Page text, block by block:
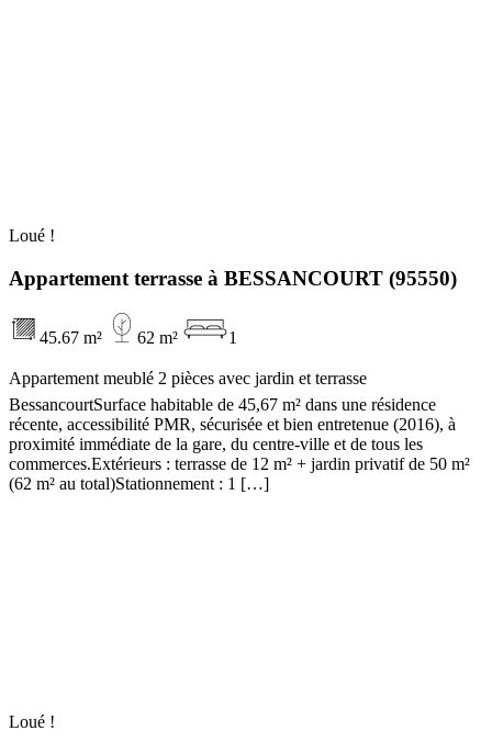
Loué !
Appartement terrasse à BESSANCOURT (95550)
45.67 m² 62 m² 1
Appartement meublé 2 pièces avec jardin et terrasse 
BessancourtSurface habitable de 45,67 m² dans une résidence
récente, accessibilité PMR, sécurisée et bien entretenue (2016), à
proximité immédiate de la gare, du centre-ville et de tous les
commerces.Extérieurs : terrasse de 12 m² + jardin privatif de 50 m²
(62 m² au total)Stationnement : 1 […]
Loué !